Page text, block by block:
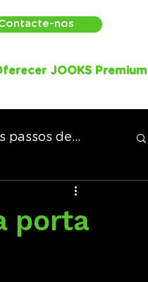
nos
JOOKS Premium
passos de...
porta